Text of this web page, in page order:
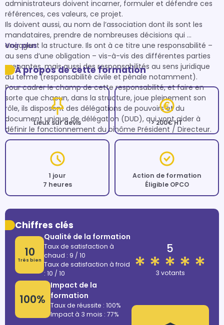
administrateurs doivent incarner, formuler et défendre ces
références, ces valeurs, ce projet.
Ils doivent aussi, au nom de l’association dont ils sont les
mandataires, prendre de nombreuses décisions qui
engagent la structure. Ils ont à ce titre une responsabilité –
au sens d’une obligation – vis-à-vis des différentes parties
prenantes, mais aussi des responsabilités au sens juridique
du terme (responsabilité civile et pénale notamment).
Pour cadrer le champ de cette responsabilité, et faire en
sorte que chacun, dans la structure, joue pleinement son
rôle, ils disposent des délégations de pouvoirs et du
document unique de délégation (DUD), qui vont aider à
définir le fonctionnement du binôme Président / Directeur.
Voir plus
À propos de cette formation
Lieux sur devis > 200€ HT
1 jour
7 heures
Action de formation
Éligible OPCO
Chiffres clés
10
Très bien
Qualité de la formation
Taux de satisfaction à
chaud : 9 / 10
Taux de satisfaction à froid
: 10 / 10
100%
Impact de la
formation
Taux de réussite : 100%
Impact à 3 mois : 77%
5
3 votants